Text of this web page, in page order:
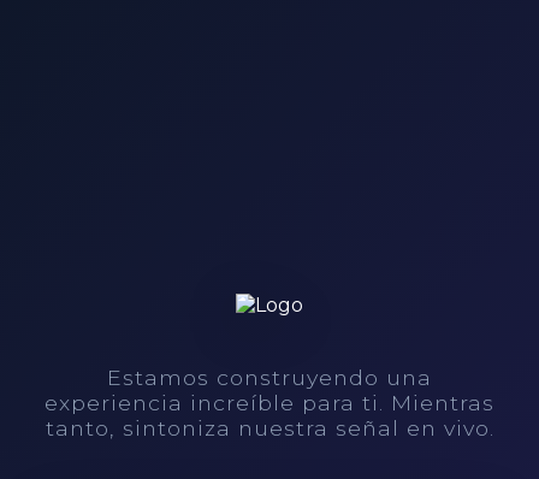
Estamos construyendo una
experiencia increíble para ti. Mientras
tanto, sintoniza nuestra señal en vivo.